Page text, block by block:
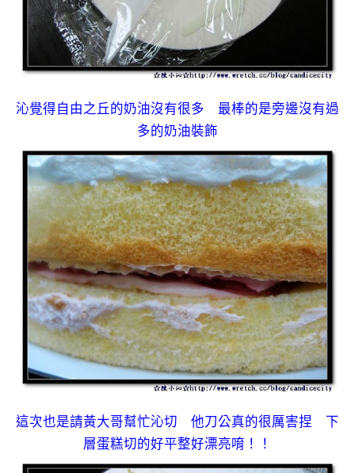
沁覺得自由之丘的奶油沒有很多 最棒的是旁邊沒有過
多的奶油裝飾
這次也是請黃大哥幫忙沁切 他刀公真的很厲害捏 下
層蛋糕切的好平整好漂亮唷！！